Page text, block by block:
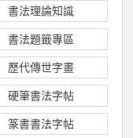
書法理論知識
書法題籤專區
歷代傳世字畫
硬筆書法字帖
篆書書法字帖